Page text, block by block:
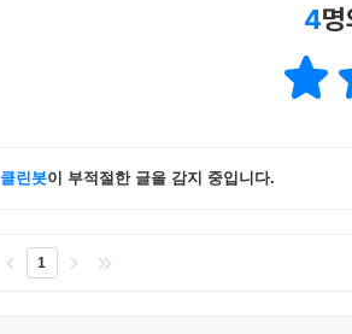
4
클린봇이 부적절한 글을 감지 중입니다.
1